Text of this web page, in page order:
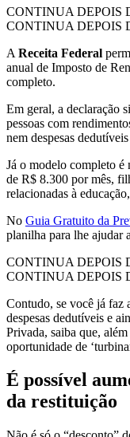
CONTINUA DEPOIS
CONTINUA DEPOIS
A Receita Federal
anual de Imposto de
completo.
Em geral, a declaração
pessoas com
nem despesas
Já o modelo completo é
de R$ 8.300 por mês,
relacionadas à
No Guia Gratuito da
planilha para lhe ajudar
CONTINUA DEPOIS
CONTINUA DEPOIS
Contudo, se você já faz
despesas dedutíveis e
Privada, saiba que,
oportunidade de
É possível
da restituição